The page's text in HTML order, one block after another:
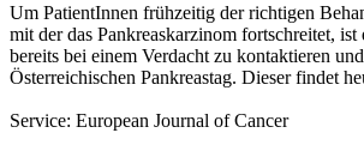
Um PatientInnen frühzeitig der richtigen
mit der das Pankreaskarzinom fortschreitet,
bereits bei einem Verdacht zu kontaktieren
Österreichischen Pankreastag. Dieser findet
Service: European Journal of Cancer